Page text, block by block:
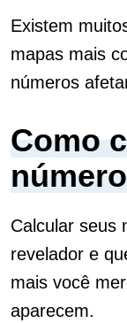
Existem
mapas mais
números
Como
Calcular seus
revelador e
mais você
aparecem.